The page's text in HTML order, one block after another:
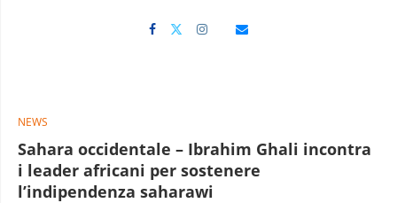
NEWS
Sahara occidentale – Ibrahim Ghali incontra
i leader africani per sostenere
l’indipendenza saharawi